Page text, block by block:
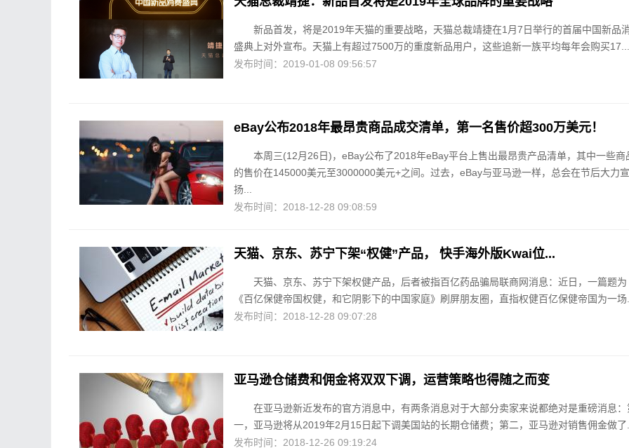
新品首发，将是2019年天猫的重要战略，天猫总裁靖捷在1月7日举行的首届中国新品
盛典上对外宣布。天猫上有超过7500万的重度新品用户，这些追新一族平均每年会购买17...
发布时间：2019-01-08 09:56:57
eBay公布2018年最昂贵商品成交清单，第一名售价超300万美元！
本周三(12月26日)，eBay公布了2018年eBay平台上售出最昂贵产品清单，其中一些商
的售价在145000美元至3000000美元+之间。过去，eBay与亚马逊一样，总会在节后大力宣
扬...
发布时间：2018-12-28 09:08:59
​天猫、京东、苏宁下架“权健”产品， 快手海外版Kwai位...
天猫、京东、苏宁下架权健产品，后者被指百亿药品骗局联商网消息：近日，一篇题为
《百亿保健帝国权健，和它阴影下的中国家庭》刷屏朋友圈，直指权健百亿保健帝国为一场...
发布时间：2018-12-28 09:07:28
亚马逊仓储费和佣金将双双下调，运营策略也得随之而变
在亚马逊新近发布的官方消息中，有两条消息对于大部分卖家来说都绝对是重磅消息：
一，亚马逊将从2019年2月15日起下调美国站的长期仓储费；第二，亚马逊对销售佣金做了...
发布时间：2018-12-26 09:19:24